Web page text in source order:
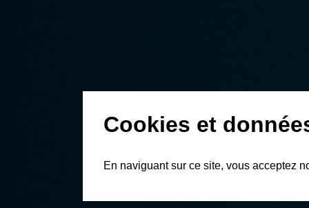
Cookies et
En naviguant sur ce site, vous acceptez